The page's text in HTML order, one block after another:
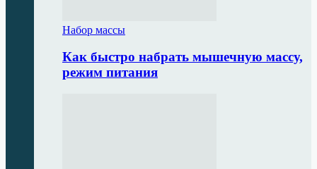
Набор массы
Как быстро набрать мышечную массу,
режим питания